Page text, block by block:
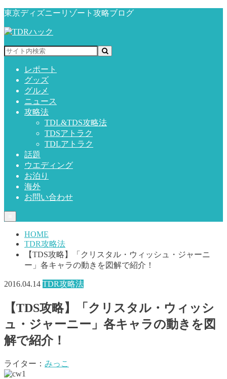
東京ディズニーリゾート攻略ブログ
レポート
グッズ
グルメ
ニュース
攻略法
TDL&TDS攻略法
TDSアトラク
TDLアトラク
話題
ウエディング
お泊り
海外
お問い合わせ
HOME
TDR攻略法
【TDS攻略】「クリスタル・ウィッシュ・ジャーニ
ー」各キャラの動きを図解で紹介！
2016.04.14 TDR攻略法
【TDS攻略】「クリスタル・ウィッシ
ュ・ジャーニー」各キャラの動きを図
解で紹介！
ライター： みっこ